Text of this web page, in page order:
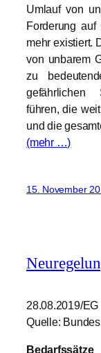
Umlauf von
Forderung
mehr existiert.
von unbarem
zu
gefährlichen
führen, die
und die
(mehr …)
15. November
28.08.2019/EG
Quelle: